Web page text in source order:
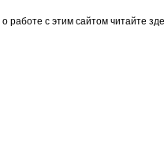
о работе с этим сайтом читайте